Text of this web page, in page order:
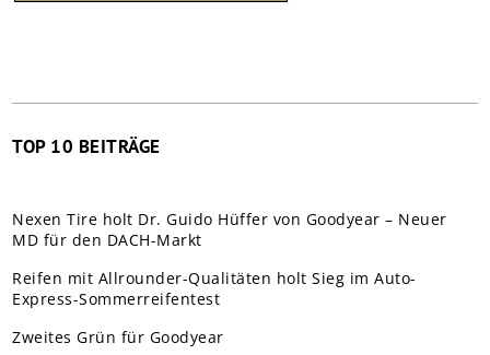
TOP 10 BEITRÄGE
Nexen Tire holt Dr. Guido Hüffer von Goodyear – Neuer
MD für den DACH-Markt
Reifen mit Allrounder-Qualitäten holt Sieg im Auto-
Express-Sommerreifentest
Zweites Grün für Goodyear